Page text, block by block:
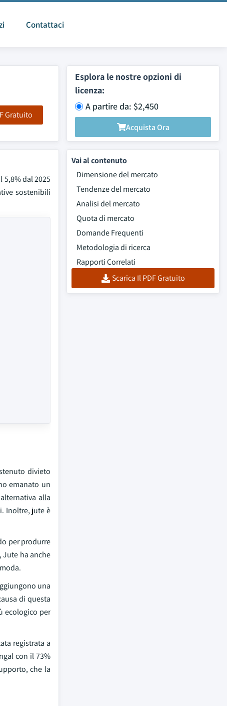
Contattaci
Gratuito
Esplora le nostre opzioni di
licenza:
A partire da: $2,450
Acquista Ora
5,8% dal 2025
sostenibili
divieto
emanato un
alla
Inoltre, jute è
per produrre
Jute ha anche
una
di questa
ecologico per
registrata a
con il 73%
che la
Vai al contenuto
Dimensione del mercato
Tendenze del mercato
Analisi del mercato
Quota di mercato
Domande Frequenti
Metodologia di ricerca
Rapporti Correlati
Scarica Il PDF Gratuito